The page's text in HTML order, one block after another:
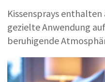
Kissensprays
gezielte Anwendung
beruhigende